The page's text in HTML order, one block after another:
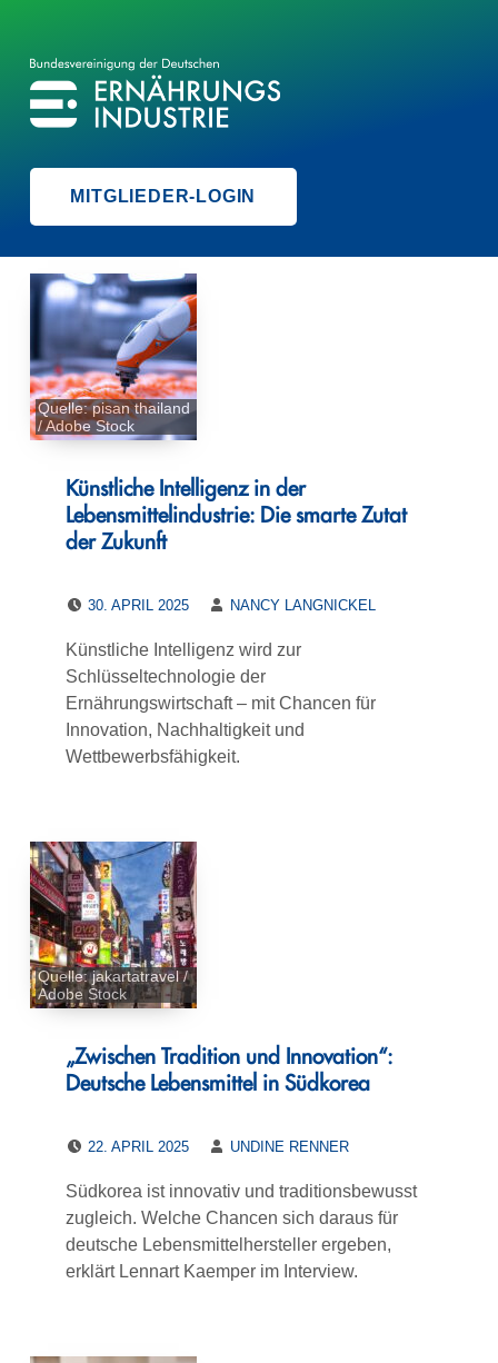
BVE
BUNDESVEREINIGUNG DER ERNÄHRUNGSINDUSTRIE
MITGLIEDER-LOGIN
Quelle: pisan thailand
/ Adobe Stock
Künstliche Intelligenz in der
Lebensmittelindustrie: Die smarte Zutat
der Zukunft
30. APRIL 2025
NANCY LANGNICKEL
Künstliche Intelligenz wird zur
Schlüsseltechnologie der
Ernährungswirtschaft – mit Chancen für
Innovation, Nachhaltigkeit und
Wettbewerbsfähigkeit.
Quelle: jakartatravel /
Adobe Stock
„Zwischen Tradition und Innovation“:
Deutsche Lebensmittel in Südkorea
22. APRIL 2025
UNDINE RENNER
Südkorea ist innovativ und traditionsbewusst
zugleich. Welche Chancen sich daraus für
deutsche Lebensmittelhersteller ergeben,
erklärt Lennart Kaemper im Interview.